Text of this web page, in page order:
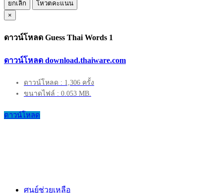
ยกเลิก
โหวตคะแนน
×
ดาวน์โหลด Guess Thai Words 1
ดาวน์โหลด download.thaiware.com
ดาวน์โหลด : 1,306 ครั้ง
ขนาดไฟล์ : 0.053 MB.
ดาวน์โหลด
ศูนย์ช่วยเหลือ